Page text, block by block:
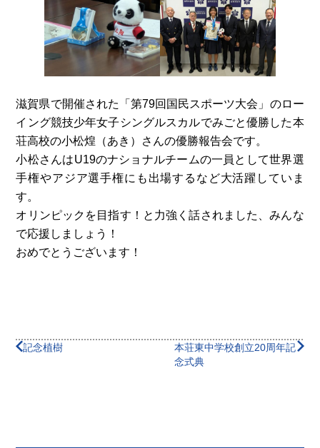
滋賀県で開催された「第79回国民スポーツ大会」のロー
イング競技少年女子シングルスカルでみごと優勝した本
荘高校の小松煌（あき）さんの優勝報告会です。
小松さんはU19のナショナルチームの一員として世界選
手権やアジア選手権にも出場するなど大活躍していま
す。
オリンピックを目指す！と力強く話されました、みんな
で応援しましょう！
おめでとうございます！
記念植樹
本荘東中学校創立20周年記
念式典